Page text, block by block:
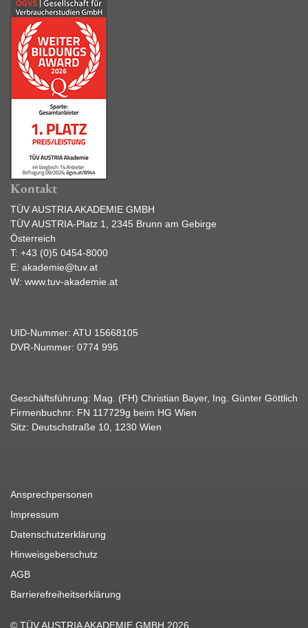
Kontakt
TÜV AUSTRIA AKADEMIE GMBH
TÜV AUSTRIA-Platz 1, 2345 Brunn am Gebirge
Österreich
T: +43 (0)5 0454-8000
E: akademie@tuv.at
W: www.tuv-akademie.at
UID-Nummer: ATU 15668105
DVR-Nummer: 0774 995
Geschäftsführung: Mag. (FH) Christian Bayer, Ing. Günter Göttlich
Firmenbuchnr: FN 117729g beim HG Wien
Sitz: Deutschstraße 10, 1230 Wien
Ansprechpersonen
Impressum
Datenschutzerklärung
Hinweisgeberschutz
AGB
Barrierefreiheitserklärung
© TÜV AUSTRIA AKADEMIE GMBH 2026